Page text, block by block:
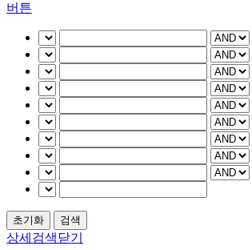
버튼
상세검색닫기